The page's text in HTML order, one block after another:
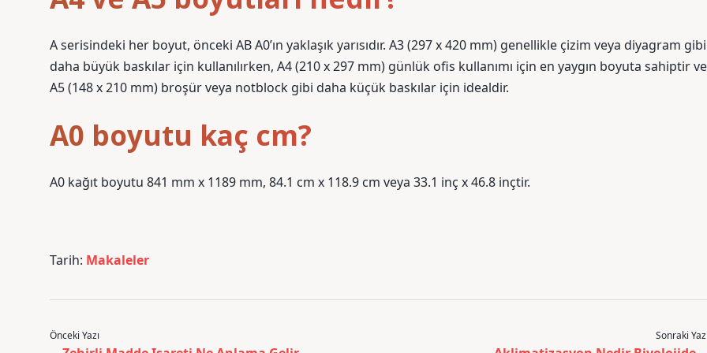
A serisindeki her boyut, önceki AB A0’ın yaklaşık yarısıdır. A3 (297 x 420 mm) genellikle çizim veya diyagram gibi
daha büyük baskılar için kullanılırken, A4 (210 x 297 mm) günlük ofis kullanımı için en yaygın boyuta sahiptir ve
A5 (148 x 210 mm) broşür veya notblock gibi daha küçük baskılar için idealdir.
A0 boyutu kaç cm?
A0 kağıt boyutu 841 mm x 1189 mm, 84.1 cm x 118.9 cm veya 33.1 inç x 46.8 inçtir.
Tarih: Makaleler
Önceki Yazı Sonraki